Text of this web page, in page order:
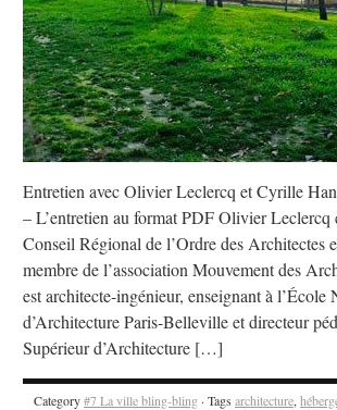
Entretien avec Olivier Leclercq et Cyrille
– L’entretien au format PDF Olivier Leclercq
Conseil Régional de l’Ordre des Architectes
membre de l’association Mouvement des
est architecte-ingénieur, enseignant à l’École
d’Architecture Paris-Belleville et directeur
Supérieur d’Architecture […]
Category#7 La ville bling-bling · Tags architecture,